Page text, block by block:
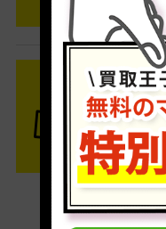
査
結